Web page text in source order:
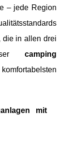
– jede Region
die in allen drei
camping
mit